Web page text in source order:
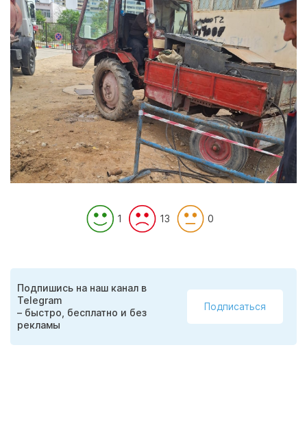
1 13 0
Подпишись на наш канал в
Telegram
– быстро, бесплатно и без
рекламы
Подписаться